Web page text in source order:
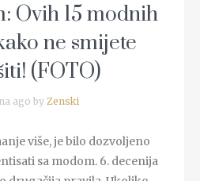
Ovih 15 modnih
ne smijete
(FOTO)
ago by Zenski
više, je bilo dozvoljeno
sa modom. 6. decenija